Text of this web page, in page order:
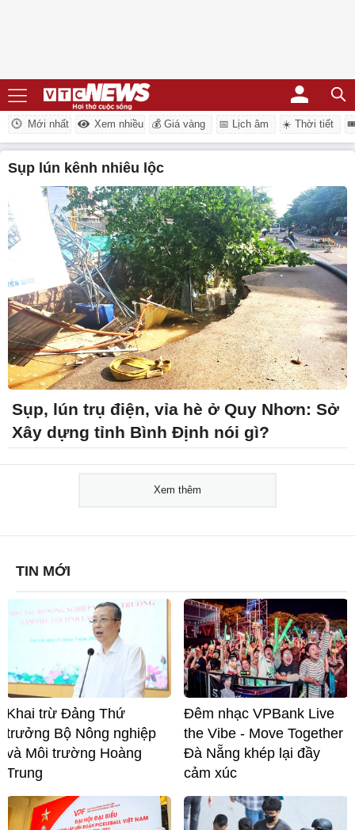
Mới nhất Xem nhiều 💰 Giá vàng 📅 Lịch âm ☀️ Thời tiết
sụp lún kênh nhiêu lộc
Sụp, lún trụ điện, vỉa hè ở Quy Nhơn: Sở
Xây dựng tỉnh Bình Định nói gì?
Xem thêm
TIN MỚI
Khai trừ Đảng Thứ
trưởng Bộ Nông nghiệp
và Môi trường Hoàng
Trung
Đêm nhạc VPBank Live
the Vibe - Move Together
Đà Nẵng khép lại đầy
cảm xúc